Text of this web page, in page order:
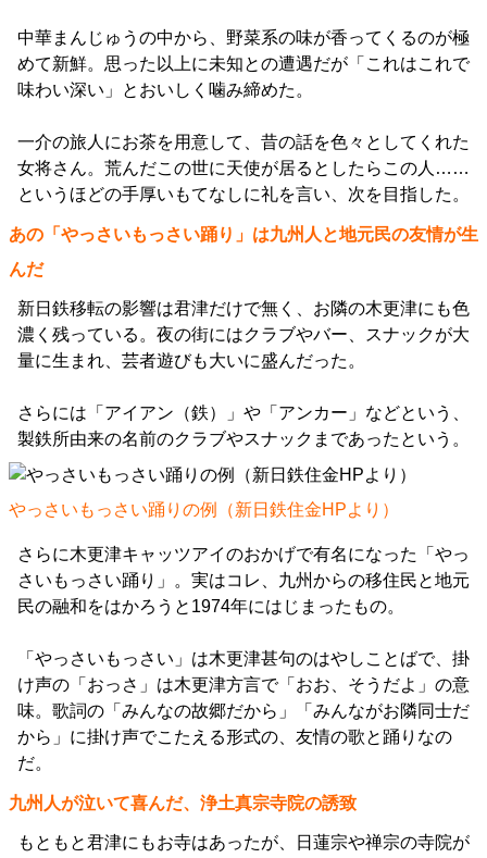
中華まんじゅうの中から、野菜系の味が香ってくるのが極
めて新鮮。思った以上に未知との遭遇だが「これはこれで
味わい深い」とおいしく噛み締めた。
一介の旅人にお茶を用意して、昔の話を色々としてくれた
女将さん。荒んだこの世に天使が居るとしたらこの人……
というほどの手厚いもてなしに礼を言い、次を目指した。
あの「やっさいもっさい踊り」は九州人と地元民の友情が生
んだ
新日鉄移転の影響は君津だけで無く、お隣の木更津にも色
濃く残っている。夜の街にはクラブやバー、スナックが大
量に生まれ、芸者遊びも大いに盛んだった。
さらには「アイアン（鉄）」や「アンカー」などという、
製鉄所由来の名前のクラブやスナックまであったという。
やっさいもっさい踊りの例（新日鉄住金HPより）
さらに木更津キャッツアイのおかげで有名になった「やっ
さいもっさい踊り」。実はコレ、九州からの移住民と地元
民の融和をはかろうと1974年にはじまったもの。
「やっさいもっさい」は木更津甚句のはやしことばで、掛
け声の「おっさ」は木更津方言で「おお、そうだよ」の意
味。歌詞の「みんなの故郷だから」「みんながお隣同士だ
から」に掛け声でこたえる形式の、友情の歌と踊りなの
だ。
九州人が泣いて喜んだ、浄土真宗寺院の誘致
もともと君津にもお寺はあったが、日蓮宗や禅宗の寺院が